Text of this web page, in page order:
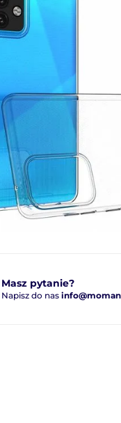
Masz pytanie?
Napisz do nas